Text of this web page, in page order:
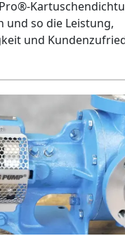
und so die Leistung,
und